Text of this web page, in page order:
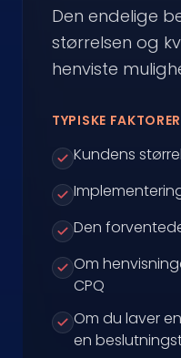
Den endelige
størrelsen og
henviste
TYPISKE
Kundens
Den
Om
CPQ
Om du laver
en